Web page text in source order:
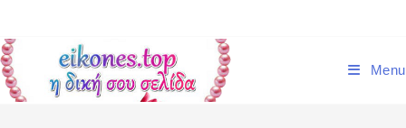
content
Menu